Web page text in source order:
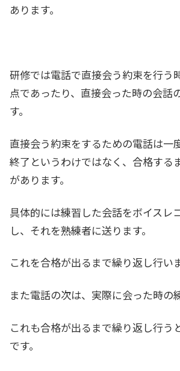
あります。
研修では電話で直接会う約束を行う
点であったり、直接会った時の会話
す。
直接会う約束をするための電話は一
終了というわけではなく、合格する
があります。
具体的には練習した会話をボイスレ
し、それを熟練者に送ります。
これを合格が出るまで繰り返し行いま
また電話の次は、実際に会った時の
これも合格が出るまで繰り返し行う
です。